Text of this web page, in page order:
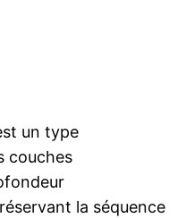
un type
couches
la séquence